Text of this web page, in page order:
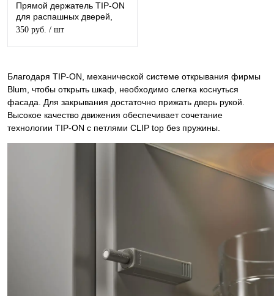
Прямой держатель TIP-ON
для распашных дверей,
длинный
350 руб. / шт
Благодаря TIP-ON, механической системе открывания фирмы
Blum, чтобы открыть шкаф, необходимо слегка коснуться
фасада. Для закрывания достаточно прижать дверь рукой.
Высокое качество движения обеспечивает сочетание
технологии TIP-ON с петлями CLIP top без пружины.